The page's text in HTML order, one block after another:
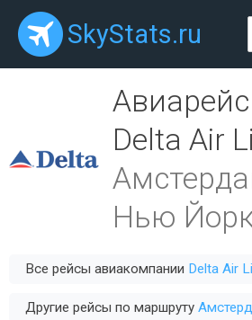
SkyStats.ru
Авиарейс
Delta Air
Нью
Все рейсы авиакомпании Delta Air
Другие рейсы по маршруту